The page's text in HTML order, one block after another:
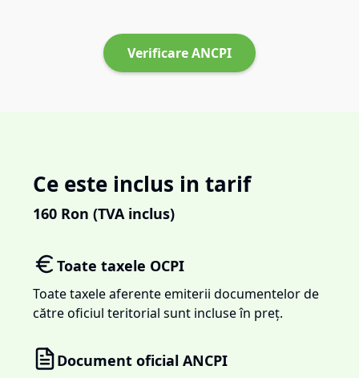
Verificare ANCPI
Ce este inclus in tarif
160 Ron (TVA inclus)
Toate taxele OCPI
Toate taxele aferente emiterii documentelor de
către oficiul teritorial sunt incluse în preț.
Document oficial ANCPI